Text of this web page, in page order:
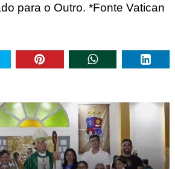
para o Outro. *Fonte Vatican